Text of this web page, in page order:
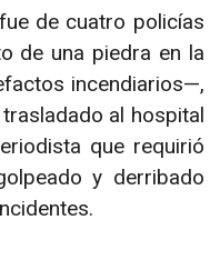
de cuatro policías
de una piedra en la
incendiarios—,
al hospital
que requirió
y derribado